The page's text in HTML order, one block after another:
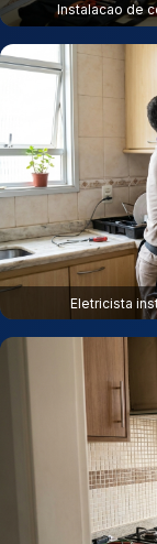
Instalacao de
Eletricista